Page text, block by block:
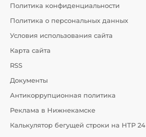
Политика конфиденциальности
Политика о персональных данных
Условия использования сайта
Карта сайта
RSS
Документы
Антикоррупционная политика
Реклама в Нижнекамске
Калькулятор бегущей строки на НТР 24